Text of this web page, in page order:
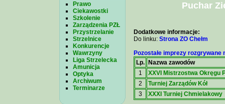
Prawo
Ciekawostki
Szkolenie
Zarządzenia PZŁ
Przystrzelanie
Strzelnice
Konkurencje
Wawrzyny
Liga Strzelecka
Amunicja
Optyka
Archiwum
Terminarze
Puchar
Dodatkowe informacje:
Do linku:Strona ZO Chełm
Pozostałe imprezy rozgrywane
Lp.
Nazwa zawodów
1
XXVI Mistrzostwa Okręgu
2
Turniej Zarządów Kół
3
XXXI Turniej Chmielakowy